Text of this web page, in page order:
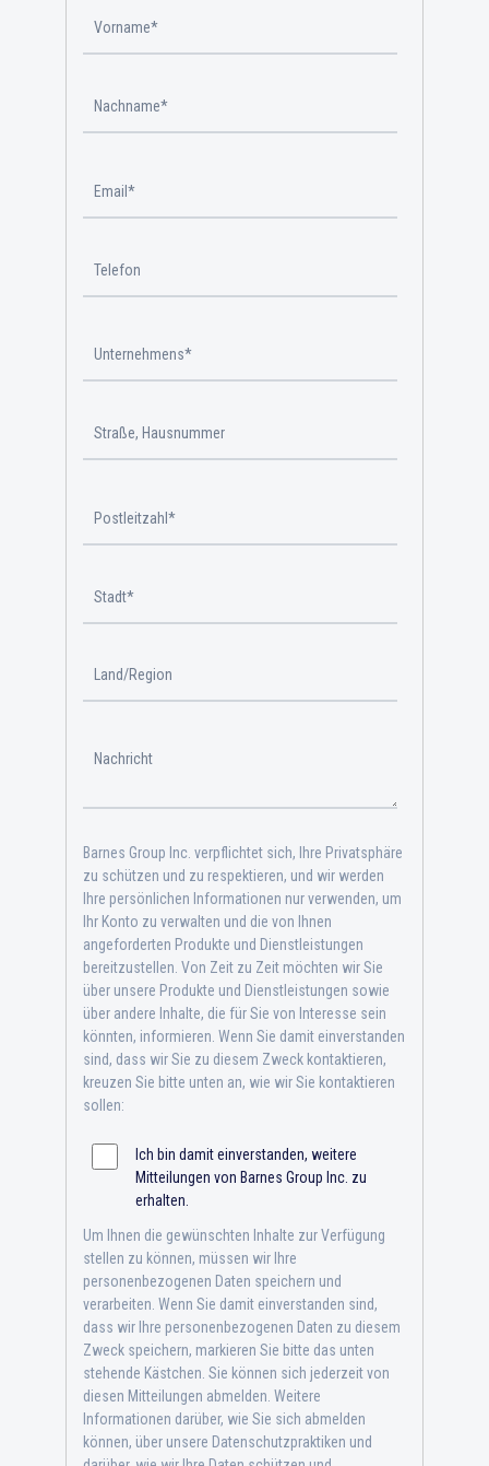
Barnes Group Inc. verpflichtet sich, Ihre Privatsphäre
zu schützen und zu respektieren, und wir werden
Ihre persönlichen Informationen nur verwenden, um
Ihr Konto zu verwalten und die von Ihnen
angeforderten Produkte und Dienstleistungen
bereitzustellen. Von Zeit zu Zeit möchten wir Sie
über unsere Produkte und Dienstleistungen sowie
über andere Inhalte, die für Sie von Interesse sein
könnten, informieren. Wenn Sie damit einverstanden
sind, dass wir Sie zu diesem Zweck kontaktieren,
kreuzen Sie bitte unten an, wie wir Sie kontaktieren
sollen:
Ich bin damit einverstanden, weitere
Mitteilungen von Barnes Group Inc. zu
erhalten.
Um Ihnen die gewünschten Inhalte zur Verfügung
stellen zu können, müssen wir Ihre
personenbezogenen Daten speichern und
verarbeiten. Wenn Sie damit einverstanden sind,
dass wir Ihre personenbezogenen Daten zu diesem
Zweck speichern, markieren Sie bitte das unten
stehende Kästchen. Sie können sich jederzeit von
diesen Mitteilungen abmelden. Weitere
Informationen darüber, wie Sie sich abmelden
können, über unsere Datenschutzpraktiken und